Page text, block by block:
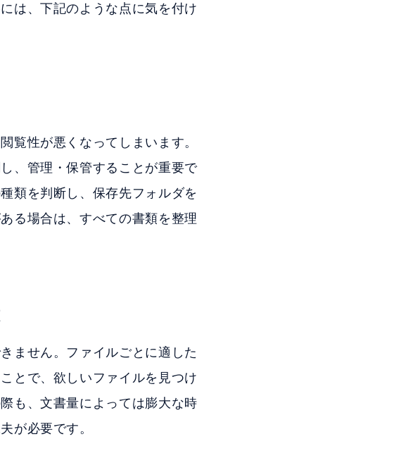
は、下記のような点に気を付け
覧性が悪くなってしまいます。
、管理・保管することが重要で
類を判断し、保存先フォルダを
る場合は、すべての書類を整理
ません。ファイルごとに適した
とで、欲しいファイルを見つけ
も、文書量によっては膨大な時
が必要です。